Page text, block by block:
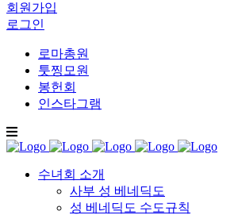
회원가입
로그인
로마총원
툿찡모원
봉헌회
인스타그램
수녀회 소개
사부 성 베네딕도
성 베네딕도 수도규칙